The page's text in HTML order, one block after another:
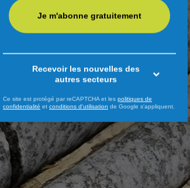
Je m'abonne gratuitement
Recevoir les nouvelles des
autres secteurs
Ce site est protégé par reCAPTCHA et les politiques de
confidentialité et conditions d'utilisation de Google s'appliquent.